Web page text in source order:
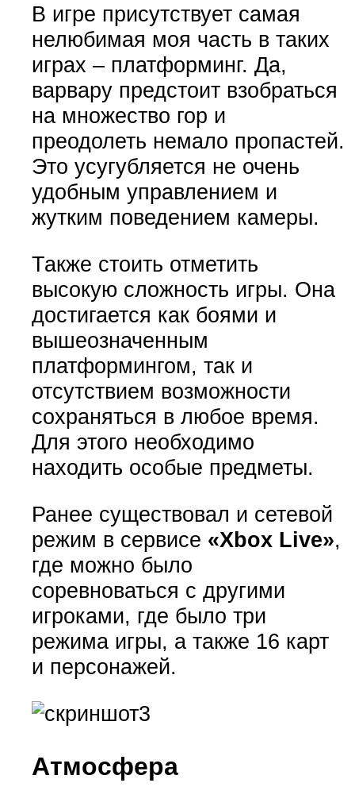
В игре присутствует самая
нелюбимая моя часть в таких
играх – платформинг. Да,
варвару предстоит взобраться
на множество гор и
преодолеть немало пропастей.
Это усугубляется не очень
удобным управлением и
жутким поведением камеры.
Также стоить отметить
высокую сложность игры. Она
достигается как боями и
вышеозначенным
платформингом, так и
отсутствием возможности
сохраняться в любое время.
Для этого необходимо
находить особые предметы.
Ранее существовал и сетевой
режим в сервисе «Xbox Live»,
где можно было
соревноваться с другими
игроками, где было три
режима игры, а также 16 карт
и персонажей.
Атмосфера